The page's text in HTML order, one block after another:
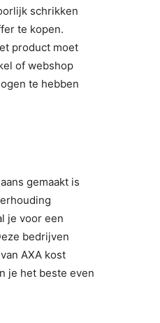
schrikken
te kopen.
product moet
of webshop
te hebben
gemaakt is
je voor een
bedrijven
AXA kost
je het beste even